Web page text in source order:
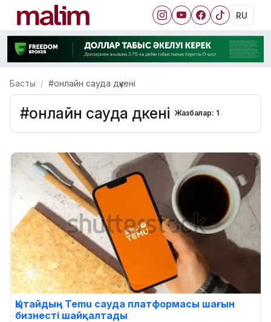
RU
Басты #онлайн сауда дүкені
#онлайн сауда дүкені Жазбалар: 1
Қытайдың Temu сауда платформасы шағын
бизнесті шайқалтады